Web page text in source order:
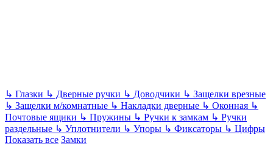
↳ Глазки ↳ Дверные ручки ↳ Доводчики ↳ Защелки врезные
↳ Защелки м/комнатные ↳ Накладки дверные ↳ Оконная ↳
Почтовые ящики ↳ Пружины ↳ Ручки к замкам ↳ Ручки
раздельные ↳ Уплотнители ↳ Упоры ↳ Фиксаторы ↳ Цифры
Показать все Замки